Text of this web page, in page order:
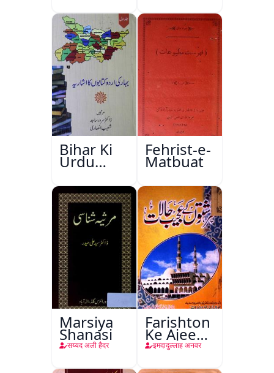
Bihar Ki
Urdu
Kitabon
Ka
Ishariya
Fehrist-e-
Matbuat
Marsiya
Shanasi
सय्यद अली हैदर
Farishton
Ke Ajeeb
Halat
इमदादुल्लाह अनवर